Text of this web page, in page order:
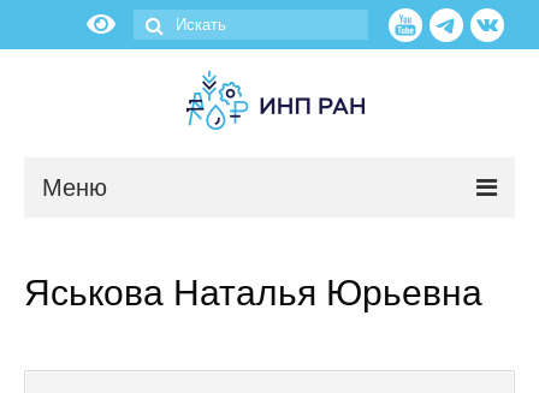
Меню
Яськова Наталья Юрьевна